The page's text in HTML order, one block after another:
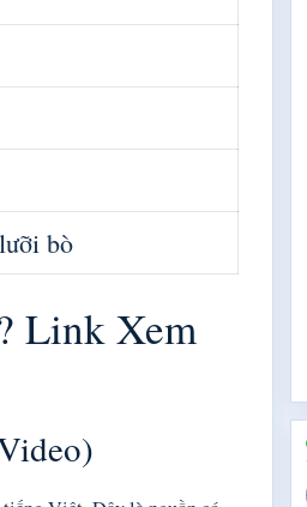
bò
Link Xem